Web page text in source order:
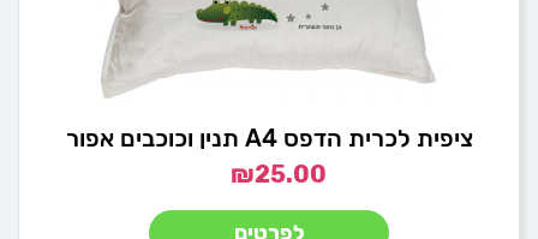
ציפית לכרית הדפס A4 תנין וכוכבים אפור
₪25.00
לפרטים